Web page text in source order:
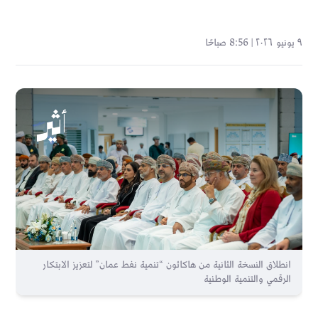
٩ يونيو ٢٠٢٦ | 8:56 صباحًا
انطلاق النسخة الثانية من هاكاثون “تنمية نفط عمان” لتعزيز الابتكار
الرقمي والتنمية الوطنية